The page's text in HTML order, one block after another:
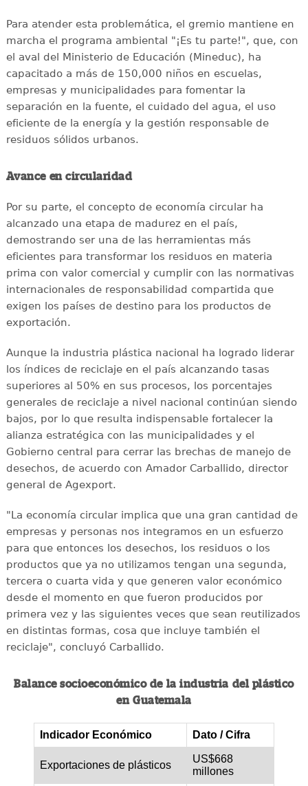
Para atender esta problemática, el gremio mantiene en
marcha el programa ambiental "¡Es tu parte!", que, con
el aval del Ministerio de Educación (Mineduc), ha
capacitado a más de 150,000 niños en escuelas,
empresas y municipalidades para fomentar la
separación en la fuente, el cuidado del agua, el uso
eficiente de la energía y la gestión responsable de
residuos sólidos urbanos.
Avance en circularidad
Por su parte, el concepto de economía circular ha
alcanzado una etapa de madurez en el país,
demostrando ser una de las herramientas más
eficientes para transformar los residuos en materia
prima con valor comercial y cumplir con las normativas
internacionales de responsabilidad compartida que
exigen los países de destino para los productos de
exportación.
Aunque la industria plástica nacional ha logrado liderar
los índices de reciclaje en el país alcanzando tasas
superiores al 50% en sus procesos, los porcentajes
generales de reciclaje a nivel nacional continúan siendo
bajos, por lo que resulta indispensable fortalecer la
alianza estratégica con las municipalidades y el
Gobierno central para cerrar las brechas de manejo de
desechos, de acuerdo con Amador Carballido, director
general de Agexport.
"La economía circular implica que una gran cantidad de
empresas y personas nos integramos en un esfuerzo
para que entonces los desechos, los residuos o los
productos que ya no utilizamos tengan una segunda,
tercera o cuarta vida y que generen valor económico
desde el momento en que fueron producidos por
primera vez y las siguientes veces que sean reutilizados
en distintas formas, cosa que incluye también el
reciclaje", concluyó Carballido.
Balance socioeconómico de la industria del plástico
en Guatemala
Indicador Económico Dato / Cifra
Exportaciones de plásticos
US$668
millones